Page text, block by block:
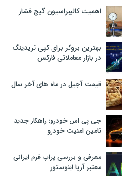
اهمیت کالیبراسیون گیج فشار
بهترین بروکر برای کپی‌ تریدینگ
در بازار معاملاتی فارکس
قیمت آجیل در ماه های آخر سال
جی پی اس خودرو؛ راهکار جدید
تامین امنیت خودرو
معرفی و بررسی پراپ فرم ایرانی
معتبر آریا اینوستور